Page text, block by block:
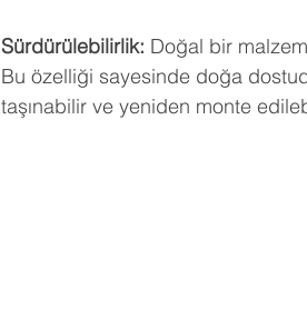
Sürdürülebilirlik: Doğal bir
Bu özelliği sayesinde doğa
taşınabilir ve yeniden monte